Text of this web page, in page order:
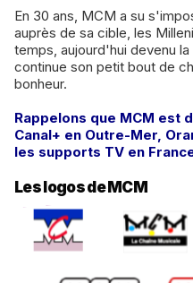
En 30 ans, MCM a su
auprès de sa cible, les
temps, aujourd'hui devenu
continue son petit bout de
bonheur.
Rappelons que MCM est
Canal+ en Outre-Mer,
les supports TV en
Les logos de MCM